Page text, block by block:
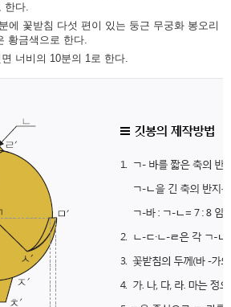
한다.
에 꽃받침 다섯 편이 있는 둥근 무궁화 봉오리
황금색으로 한다.
너비의 10분의 1로 한다.